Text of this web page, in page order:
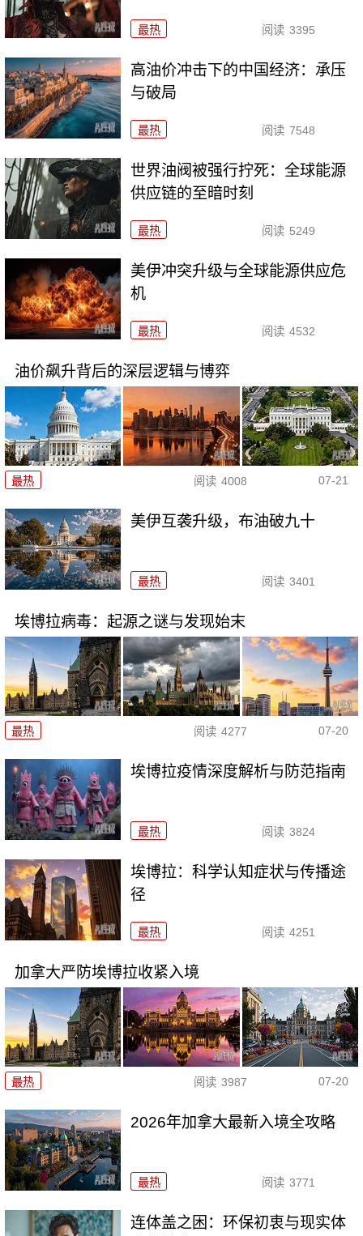
最热 阅读 3395
高油价冲击下的中国经济：承压
与破局
最热 阅读 7548
世界油阀被强行拧死：全球能源
供应链的至暗时刻
最热 阅读 5249
美伊冲突升级与全球能源供应危
机
最热 阅读 4532
油价飙升背后的深层逻辑与博弈
最热 阅读 4008 07-21
美伊互袭升级，布油破九十
最热 阅读 3401
埃博拉病毒：起源之谜与发现始末
最热 阅读 4277 07-20
埃博拉疫情深度解析与防范指南
最热 阅读 3824
埃博拉：科学认知症状与传播途
径
最热 阅读 4251
加拿大严防埃博拉收紧入境
最热 阅读 3987 07-20
2026年加拿大最新入境全攻略
最热 阅读 3771
连体盖之困：环保初衷与现实体